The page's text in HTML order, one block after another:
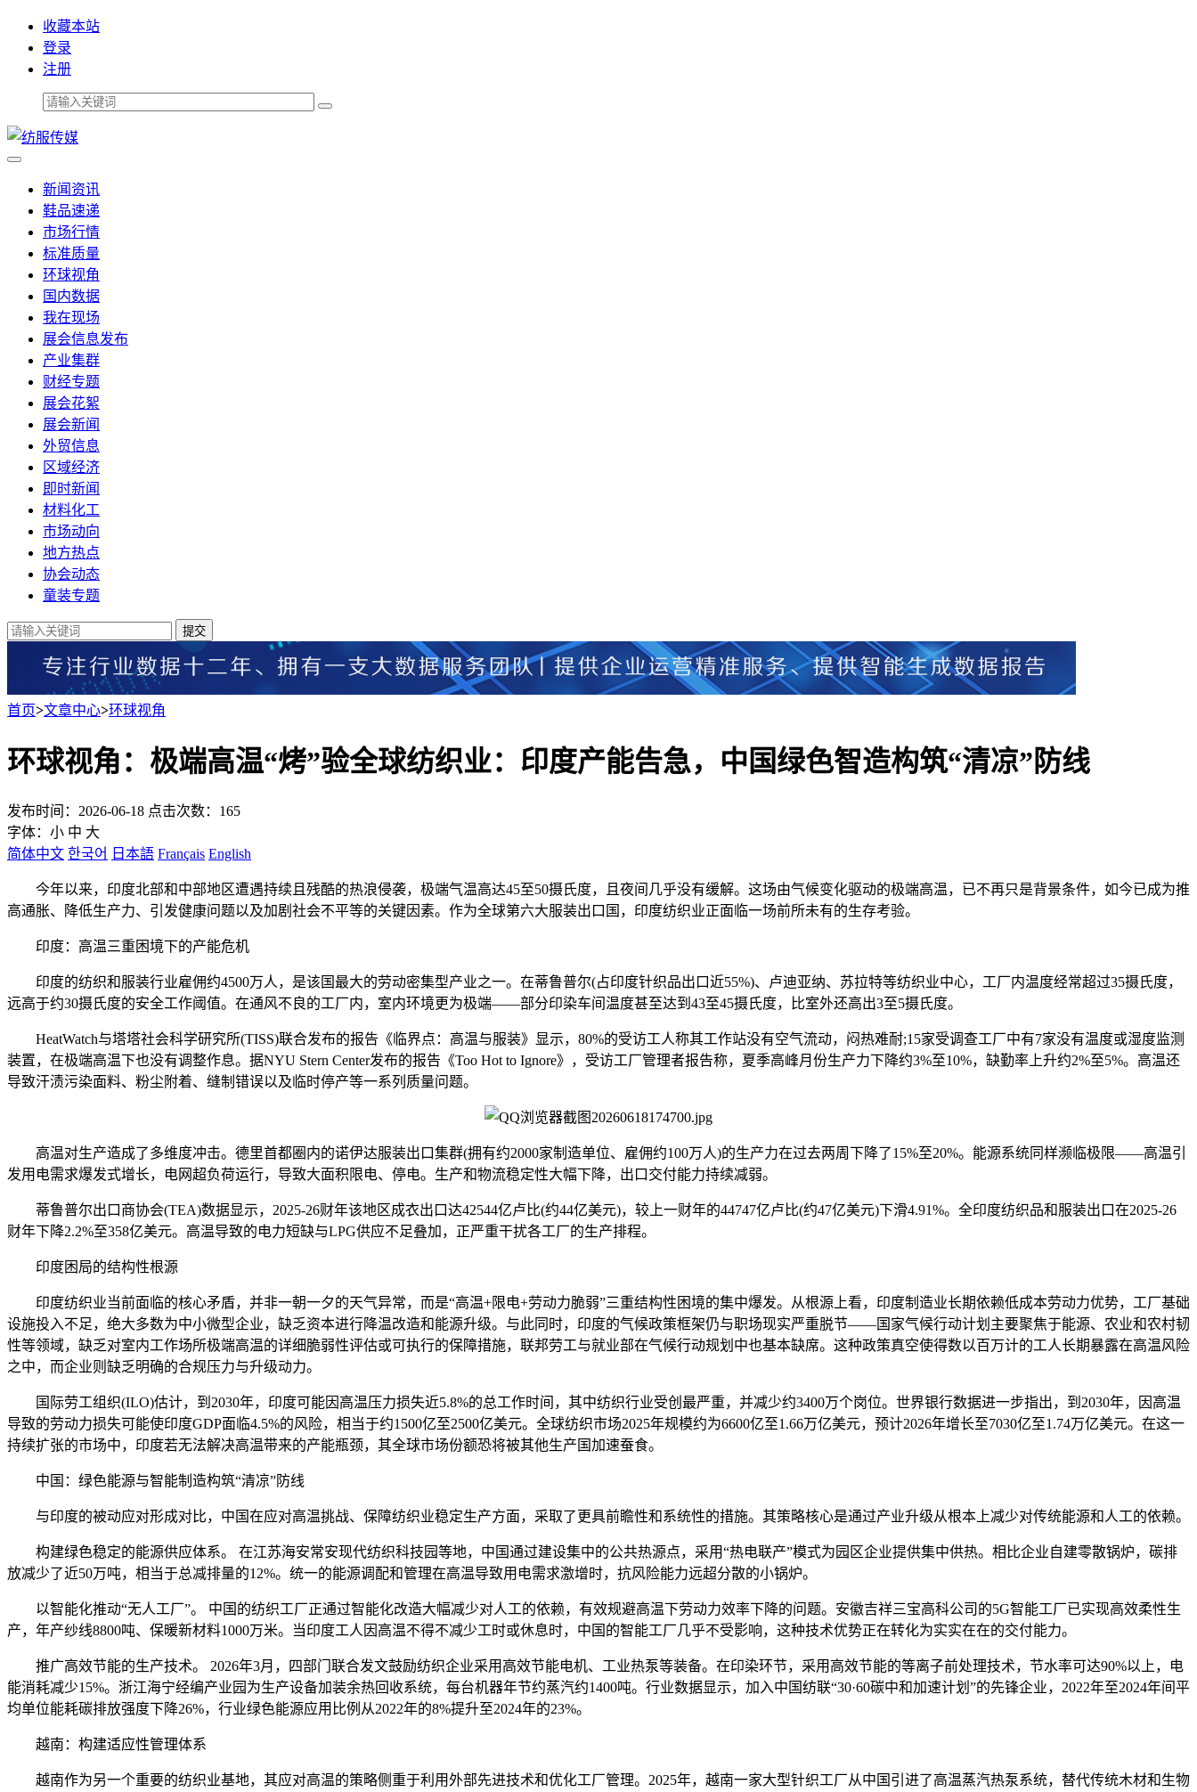
收藏本站
登录
注册
新闻资讯
鞋品速递
市场行情
标准质量
环球视角
国内数据
我在现场
展会信息发布
产业集群
财经专题
展会花絮
展会新闻
外贸信息
区域经济
即时新闻
材料化工
市场动向
地方热点
协会动态
童装专题
提交
首页>文章中心>环球视角
环球视角：极端高温“烤”验全球纺织业：印度产能告急，中国绿色智造构筑“清凉”防线
发布时间：2026-06-18 点击次数：165
字体： 小 中 大
简体中文 한국어 日本語 Français English
今年以来，印度北部和中部地区遭遇持续且残酷的热浪侵袭，极端气温高达45至50摄氏度，且夜间几乎没有缓解。这场由气候变化驱动的极端高温，已不再只是背景条件，如今已成为推
高通胀、降低生产力、引发健康问题以及加剧社会不平等的关键因素。作为全球第六大服装出口国，印度纺织业正面临一场前所未有的生存考验。
印度：高温三重困境下的产能危机
印度的纺织和服装行业雇佣约4500万人，是该国最大的劳动密集型产业之一。在蒂鲁普尔(占印度针织品出口近55%)、卢迪亚纳、苏拉特等纺织业中心，工厂内温度经常超过35摄氏度，
远高于约30摄氏度的安全工作阈值。在通风不良的工厂内，室内环境更为极端——部分印染车间温度甚至达到43至45摄氏度，比室外还高出3至5摄氏度。
HeatWatch与塔塔社会科学研究所(TISS)联合发布的报告《临界点：高温与服装》显示，80%的受访工人称其工作站没有空气流动，闷热难耐;15家受调查工厂中有7家没有温度或湿度监测
装置，在极端高温下也没有调整作息。据NYU Stern Center发布的报告《Too Hot to Ignore》，受访工厂管理者报告称，夏季高峰月份生产力下降约3%至10%，缺勤率上升约2%至5%。高温还
导致汗渍污染面料、粉尘附着、缝制错误以及临时停产等一系列质量问题。
高温对生产造成了多维度冲击。德里首都圈内的诺伊达服装出口集群(拥有约2000家制造单位、雇佣约100万人)的生产力在过去两周下降了15%至20%。能源系统同样濒临极限——高温引
发用电需求爆发式增长，电网超负荷运行，导致大面积限电、停电。生产和物流稳定性大幅下降，出口交付能力持续减弱。
蒂鲁普尔出口商协会(TEA)数据显示，2025-26财年该地区成衣出口达42544亿卢比(约44亿美元)，较上一财年的44747亿卢比(约47亿美元)下滑4.91%。全印度纺织品和服装出口在2025-26
财年下降2.2%至358亿美元。高温导致的电力短缺与LPG供应不足叠加，正严重干扰各工厂的生产排程。
印度困局的结构性根源
印度纺织业当前面临的核心矛盾，并非一朝一夕的天气异常，而是“高温+限电+劳动力脆弱”三重结构性困境的集中爆发。从根源上看，印度制造业长期依赖低成本劳动力优势，工厂基础
设施投入不足，绝大多数为中小微型企业，缺乏资本进行降温改造和能源升级。与此同时，印度的气候政策框架仍与职场现实严重脱节——国家气候行动计划主要聚焦于能源、农业和农村韧
性等领域，缺乏对室内工作场所极端高温的详细脆弱性评估或可执行的保障措施，联邦劳工与就业部在气候行动规划中也基本缺席。这种政策真空使得数以百万计的工人长期暴露在高温风险
之中，而企业则缺乏明确的合规压力与升级动力。
国际劳工组织(ILO)估计，到2030年，印度可能因高温压力损失近5.8%的总工作时间，其中纺织行业受创最严重，并减少约3400万个岗位。世界银行数据进一步指出，到2030年，因高温
导致的劳动力损失可能使印度GDP面临4.5%的风险，相当于约1500亿至2500亿美元。全球纺织市场2025年规模约为6600亿至1.66万亿美元，预计2026年增长至7030亿至1.74万亿美元。在这一
持续扩张的市场中，印度若无法解决高温带来的产能瓶颈，其全球市场份额恐将被其他生产国加速蚕食。
中国：绿色能源与智能制造构筑“清凉”防线
与印度的被动应对形成对比，中国在应对高温挑战、保障纺织业稳定生产方面，采取了更具前瞻性和系统性的措施。其策略核心是通过产业升级从根本上减少对传统能源和人工的依赖。
构建绿色稳定的能源供应体系。 在江苏海安常安现代纺织科技园等地，中国通过建设集中的公共热源点，采用“热电联产”模式为园区企业提供集中供热。相比企业自建零散锅炉，碳排
放减少了近50万吨，相当于总减排量的12%。统一的能源调配和管理在高温导致用电需求激增时，抗风险能力远超分散的小锅炉。
以智能化推动“无人工厂”。 中国的纺织工厂正通过智能化改造大幅减少对人工的依赖，有效规避高温下劳动力效率下降的问题。安徽吉祥三宝高科公司的5G智能工厂已实现高效柔性生
产，年产纱线8800吨、保暖新材料1000万米。当印度工人因高温不得不减少工时或休息时，中国的智能工厂几乎不受影响，这种技术优势正在转化为实实在在的交付能力。
推广高效节能的生产技术。 2026年3月，四部门联合发文鼓励纺织企业采用高效节能电机、工业热泵等装备。在印染环节，采用高效节能的等离子前处理技术，节水率可达90%以上，电
能消耗减少15%。浙江海宁经编产业园为生产设备加装余热回收系统，每台机器年节约蒸汽约1400吨。行业数据显示，加入中国纺联“30·60碳中和加速计划”的先锋企业，2022年至2024年间平
均单位能耗碳排放强度下降26%，行业绿色能源应用比例从2022年的8%提升至2024年的23%。
越南：构建适应性管理体系
越南作为另一个重要的纺织业基地，其应对高温的策略侧重于利用外部先进技术和优化工厂管理。2025年，越南一家大型针织工厂从中国引进了高温蒸汽热泵系统，替代传统木材和生物